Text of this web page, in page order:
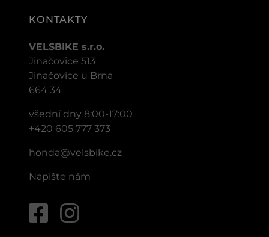
KONTAKTY
VELSBIKE s.r.o.
Jinačovice 513
Jinačovice u Brna
664 34
všední dny 8:00-17:00
+420 605 777 373
honda@velsbike.cz
Napište nám